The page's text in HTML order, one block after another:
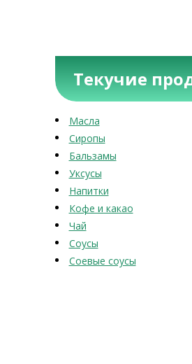
Текучие
Масла
Сиропы
Бальзамы
Уксусы
Напитки
Кофе и какао
Чай
Соусы
Соевые соусы